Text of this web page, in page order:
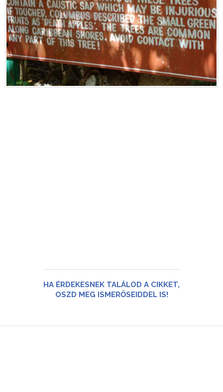
HA ÉRDEKESNEK TALÁLOD A CIKKET,
OSZD MEG ISMERŐSEIDDEL IS!